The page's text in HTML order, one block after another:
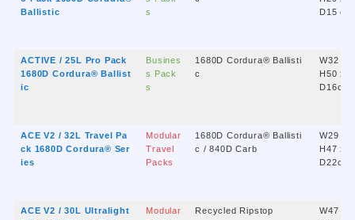
Ballistic
s
D15 cm
ACTIVE / 25L Pro Pack
1680D Cordura® Ballist
ic
Busines
s Pack
s
1680D Cordura® Ballisti
c
W32 x
H50 x
D16cm
ACE V2 / 32L Travel Pa
ck 1680D Cordura® Ser
ies
Modular
Travel
Packs
1680D Cordura® Ballisti
c / 840D Carb
W29 x
H47 x
D22cm
ACE V2 / 30L Ultralight
Modular
Recycled Ripstop
W47 x